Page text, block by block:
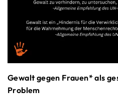
Gewalt gegen Frauen* als
Problem